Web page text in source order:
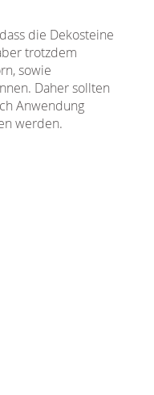
die Dekosteine
trotzdem
sowie
Daher sollten
Anwendung
werden.